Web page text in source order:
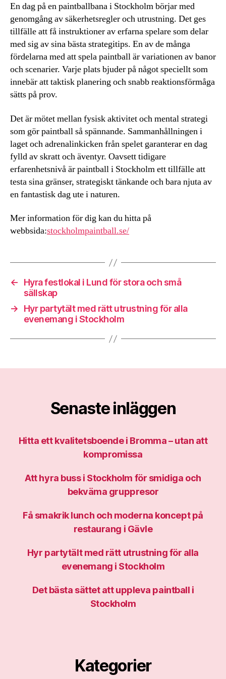
En dag på en paintballbana i Stockholm börjar med
genomgång av säkerhetsregler och utrustning. Det ges
tillfälle att få instruktioner av erfarna spelare som delar
med sig av sina bästa strategitips. En av de många
fördelarna med att spela paintball är variationen av banor
och scenarier. Varje plats bjuder på något speciellt som
innebär att taktisk planering och snabb reaktionsförmåga
sätts på prov.
Det är mötet mellan fysisk aktivitet och mental strategi
som gör paintball så spännande. Sammanhållningen i
laget och adrenalinkicken från spelet garanterar en dag
fylld av skratt och äventyr. Oavsett tidigare
erfarenhetsnivå är paintball i Stockholm ett tillfälle att
testa sina gränser, strategiskt tänkande och bara njuta av
en fantastisk dag ute i naturen.
Mer information för dig kan du hitta på
webbsida:stockholmpaintball.se/
←
Hyra festlokal i Lund för stora och små
sällskap
→
Hyr partytält med rätt utrustning för alla
evenemang i Stockholm
Senaste inläggen
Hitta ett kvalitetsboende i Bromma – utan att
kompromissa
Att hyra buss i Stockholm för smidiga och
bekväma gruppresor
Få smakrik lunch och moderna koncept på
restaurang i Gävle
Hyr partytält med rätt utrustning för alla
evenemang i Stockholm
Det bästa sättet att uppleva paintball i
Stockholm
Kategorier